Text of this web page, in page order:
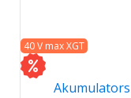
40 V max XGT